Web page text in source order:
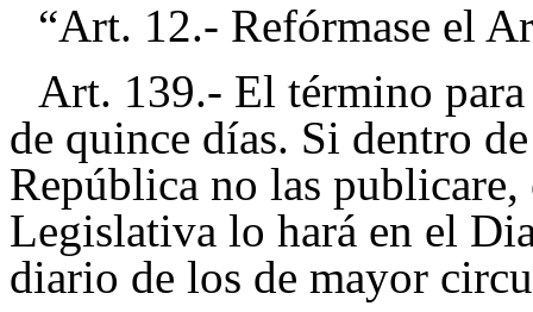
“Art. 12.- Refórmase el
Art. 139.- El término
de quince días. Si dentro
República no las publicare,
Legislativa lo hará en el
diario de los de mayor